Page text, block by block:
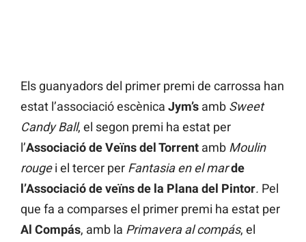
Els guanyadors del primer premi de carrossa han
estat l’associació escènica Jym’s amb Sweet
Candy Ball, el segon premi ha estat per
l’Associació de Veïns del Torrent amb Moulin
rougei el tercer per Fantasia en el marde
l’Associació de veïns de la Plana del Pintor. Pel
que fa a comparses el primer premi ha estat per
Al Compás, amb la Primavera al compás, el